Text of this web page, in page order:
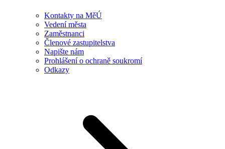
Kontakty na MěÚ
Vedení města
Zaměstnanci
Členové zastupitelstva
Napište nám
Prohlášení o ochraně soukromí
Odkazy